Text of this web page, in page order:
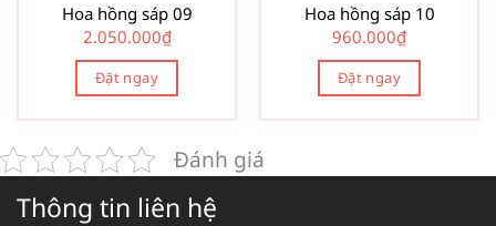
Hoa hồng sáp 09
2.050.000₫
Đặt ngay
Hoa hồng sáp 10
960.000₫
Đặt ngay
Đánh giá
Thông tin liên hệ